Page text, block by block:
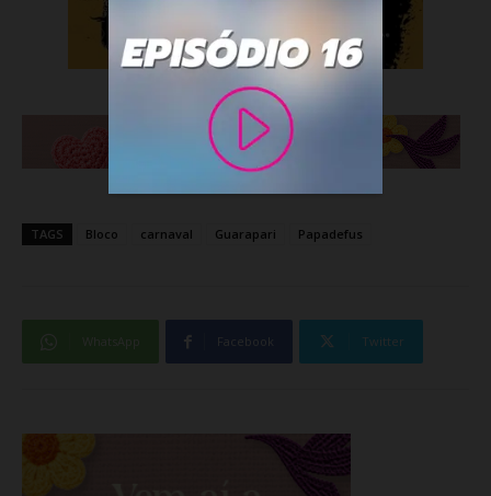
TAGS Bloco carnaval Guarapari Papadefus
Facebook Twitter